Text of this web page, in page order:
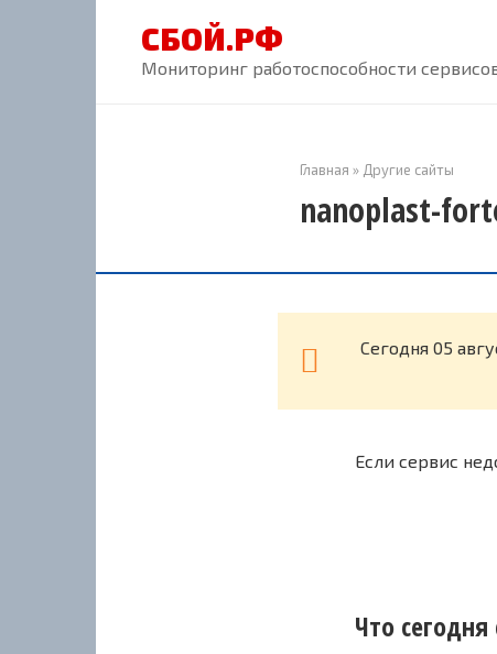
СБОЙ.РФ
Мониторинг работоспособности
Главная » Другие сайты
nanoplast-
Cегодня 05
Если сервис
Что